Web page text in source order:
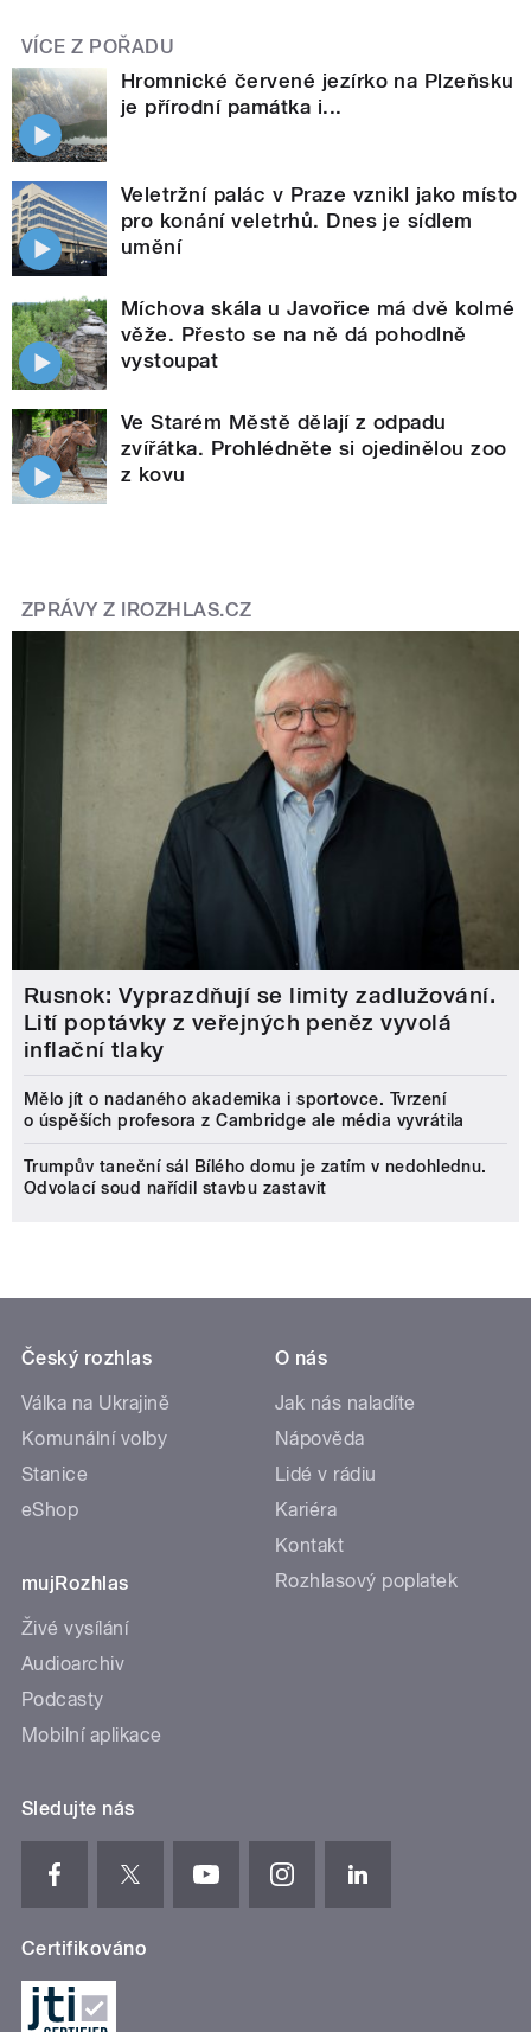
VÍCE Z POŘADU
Hromnické červené jezírko na Plzeňsku
je přírodní památka i...
Veletržní palác v Praze vznikl jako místo
pro konání veletrhů. Dnes je sídlem
umění
Míchova skála u Javořice má dvě kolmé
věže. Přesto se na ně dá pohodlně
vystoupat
Ve Starém Městě dělají z odpadu
zvířátka. Prohlédněte si ojedinělou zoo
z kovu
ZPRÁVY Z IROZHLAS.CZ
Rusnok: Vyprazdňují se limity zadlužování.
Lití poptávky z veřejných peněz vyvolá
inflační tlaky
Mělo jít o nadaného akademika i sportovce. Tvrzení
o úspěších profesora z Cambridge ale média vyvrátila
Trumpův taneční sál Bílého domu je zatím v nedohlednu.
Odvolací soud nařídil stavbu zastavit
Český rozhlas
Válka na Ukrajině
Komunální volby
Stanice
eShop
mujRozhlas
Živé vysílání
Audioarchiv
Podcasty
Mobilní aplikace
O nás
Jak nás naladíte
Nápověda
Lidé v rádiu
Kariéra
Kontakt
Rozhlasový poplatek
Sledujte nás
Certifikováno